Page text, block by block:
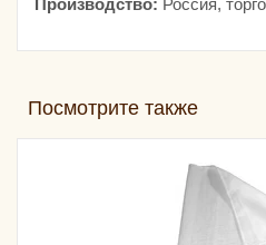
Производство: Россия,
Посмотрите также